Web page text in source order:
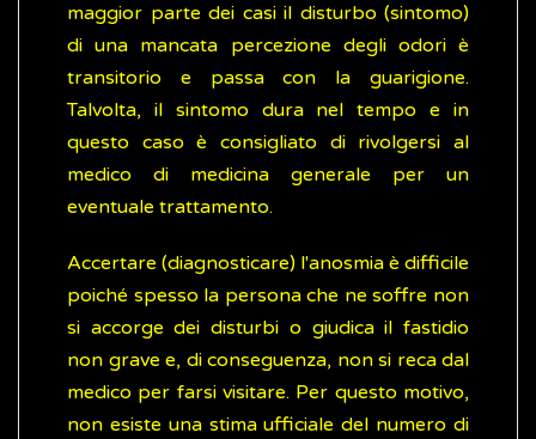
maggior parte dei casi il disturbo (sintomo)
di una mancata percezione degli odori è
transitorio e passa con la guarigione.
Talvolta, il sintomo dura nel tempo e in
questo caso è consigliato di rivolgersi al
medico di medicina generale per un
eventuale trattamento.
Accertare (diagnosticare) l'anosmia è difficile
poiché spesso la persona che ne soffre non
si accorge dei disturbi o giudica il fastidio
non grave e, di conseguenza, non si reca dal
medico per farsi visitare. Per questo motivo,
non esiste una stima ufficiale del numero di